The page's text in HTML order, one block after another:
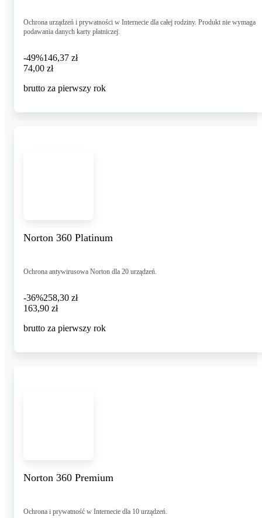
Ochrona urządzeń i prywatności w Internecie dla całej rodziny. Produkt nie wymaga
podawania danych karty płatniczej.
-49%146,37 zł
74,00 zł
74,00 zł
brutto za pierwszy rok
Norton 360 Platinum
Ochrona antywirusowa Norton dla 20 urządzeń.
-36%258,30 zł
163,90 zł
163,90 zł
brutto za pierwszy rok
Norton 360 Premium
Ochrona i prywatność w Internecie dla 10 urządzeń.